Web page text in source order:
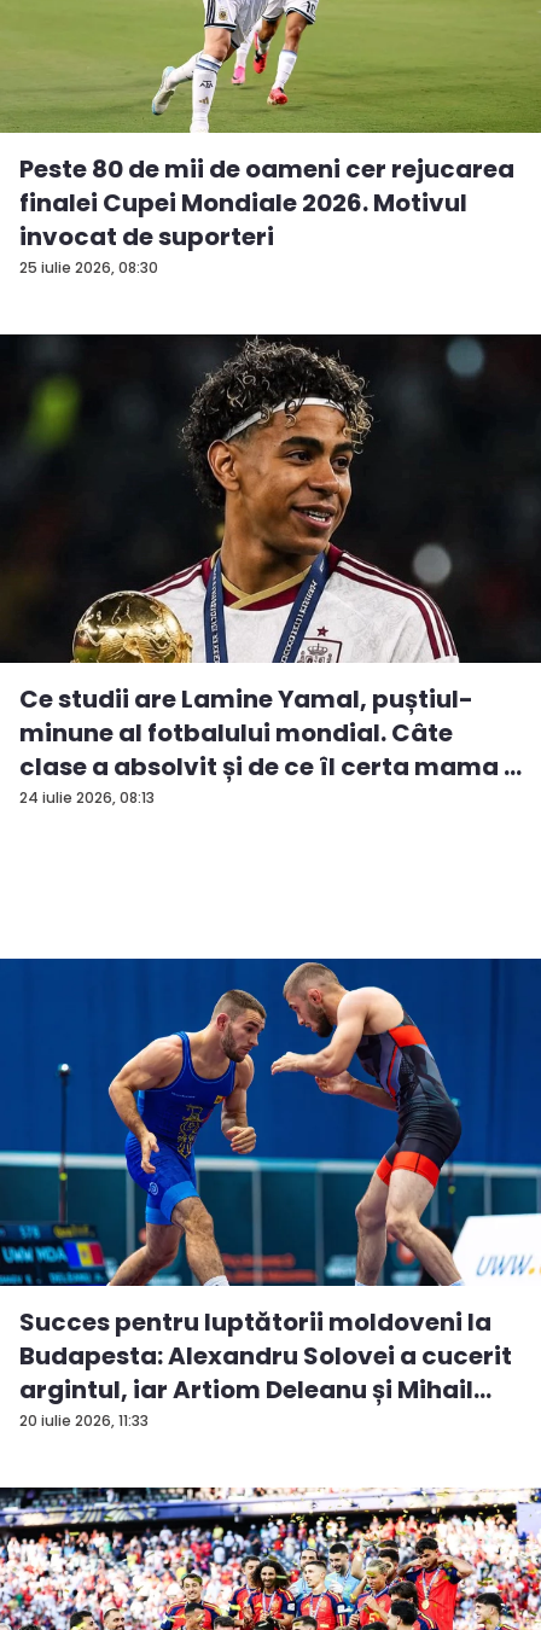
25 iulie 2026, 08:30
Peste 80 de mii de oameni cer rejucarea
finalei Cupei Mondiale 2026. Motivul
invocat de suporteri
24 iulie 2026, 08:13
Ce studii are Lamine Yamal, puștiul-
minune al fotbalului mondial. Câte
clase a absolvit și de ce îl certa mama ...
20 iulie 2026, 11:33
Succes pentru luptătorii moldoveni la
Budapesta: Alexandru Solovei a cucerit
argintul, iar Artiom Deleanu și Mihail
Br...